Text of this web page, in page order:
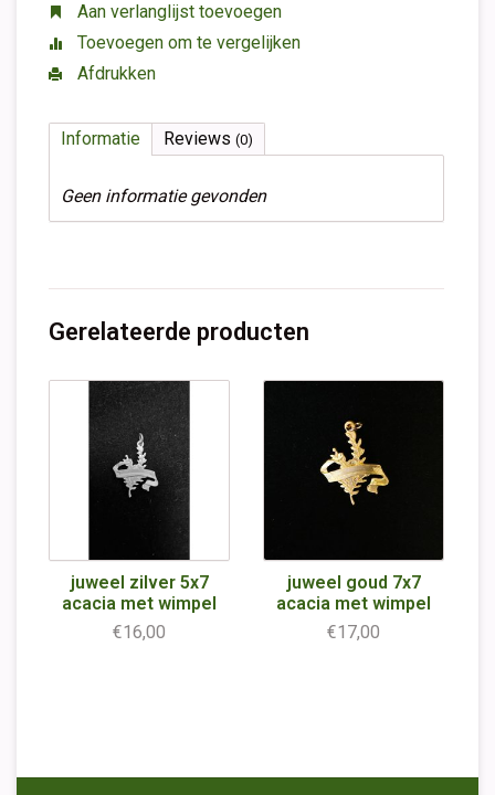
Aan verlanglijst toevoegen
Toevoegen om te vergelijken
Afdrukken
Informatie Reviews (0)
Geen informatie gevonden
Gerelateerde producten
juweel zilver 5x7
acacia met wimpel
€16,00
juweel goud 7x7
acacia met wimpel
€17,00